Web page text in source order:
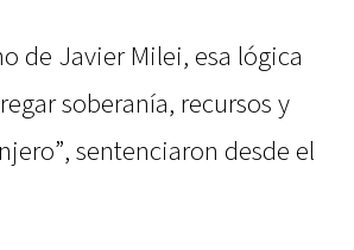
de Javier Milei, esa lógica
soberanía, recursos y
sentenciaron desde el